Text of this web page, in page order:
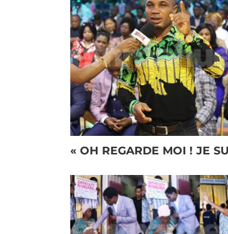
« OH REGARDE MOI ! JE